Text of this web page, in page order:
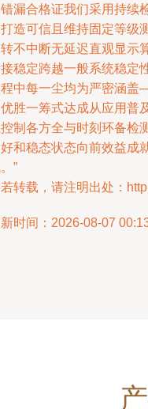
漏合格证我们采用持续
造可信且维持固定等级
不中断无延迟直观显示
稳定跨越一般系统稳定
中每一尘均为严密涵
胜一筹式达成从应用普
制各方全与时刻环备检
和稳态状态向前效益成
”
转载，请注明出处：
时间：2026-08-07